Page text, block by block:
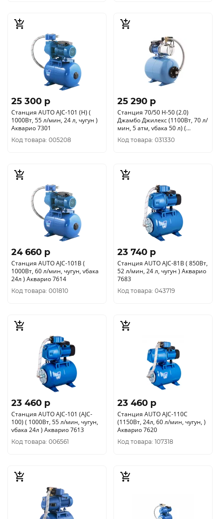
25 300 p
Станция AUTO AJC-101 (Н) (
1000Вт, 55 л/мин, 24 л, чугун )
Акварио 7301
Код товара: 005208
25 290 p
Станция 70/50 Н-50 (2.0)
Джамбо Джилекс (1100Вт, 70 л/
мин, 5 атм, vбака 50 л) (
4752/3722)
Код товара: 031330
24 660 p
Станция AUTO AJC-101B (
1000Вт, 60 л/мин, чугун, vбака
24л ) Акварио 7614
Код товара: 001810
23 740 p
Станция AUTO AJC-81В ( 850Вт,
52 л/мин, 24 л, чугун ) Акварио
7683
Код товара: 043719
23 460 p
Станция AUTO AJC-101 (AJC-
100) ( 1000Вт, 55 л/мин, чугун,
vбака 24л ) Акварио 7613
Код товара: 006561
23 460 p
Станция AUTO AJC-110C
(1150Вт, 24л, 60 л/мин, чугун, )
Акварио 7620
Код товара: 107318